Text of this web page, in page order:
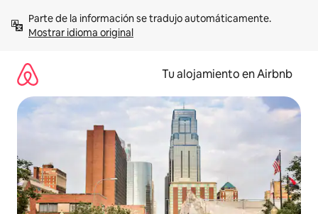
contenidoMostrar idioma original
Tu alojamiento en Airbnb